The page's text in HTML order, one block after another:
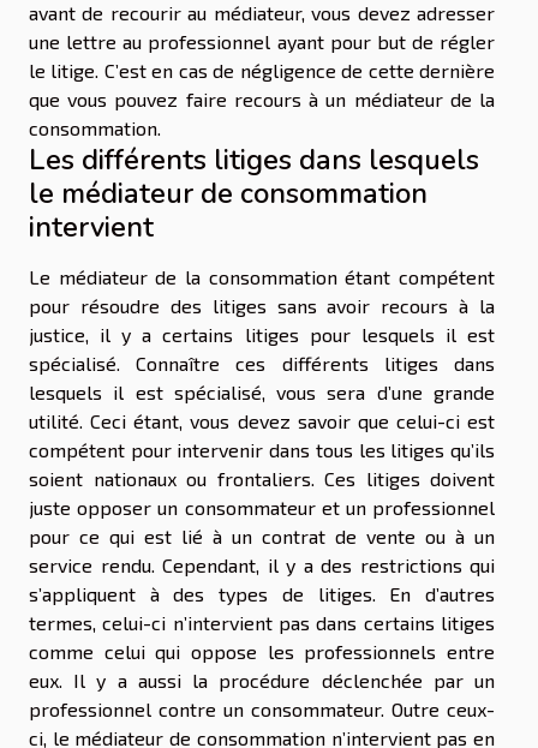
avant de recourir au médiateur, vous devez adresser
une lettre au professionnel ayant pour but de régler
le litige. C’est en cas de négligence de cette dernière
que vous pouvez faire recours à un médiateur de la
consommation.
Les différents litiges dans lesquels
le médiateur de consommation
intervient
Le médiateur de la consommation étant compétent
pour résoudre des litiges sans avoir recours à la
justice, il y a certains litiges pour lesquels il est
spécialisé. Connaître ces différents litiges dans
lesquels il est spécialisé, vous sera d’une grande
utilité. Ceci étant, vous devez savoir que celui-ci est
compétent pour intervenir dans tous les litiges qu’ils
soient nationaux ou frontaliers. Ces litiges doivent
juste opposer un consommateur et un professionnel
pour ce qui est lié à un contrat de vente ou à un
service rendu. Cependant, il y a des restrictions qui
s’appliquent à des types de litiges. En d’autres
termes, celui-ci n’intervient pas dans certains litiges
comme celui qui oppose les professionnels entre
eux. Il y a aussi la procédure déclenchée par un
professionnel contre un consommateur. Outre ceux-
ci, le médiateur de consommation n’intervient pas en